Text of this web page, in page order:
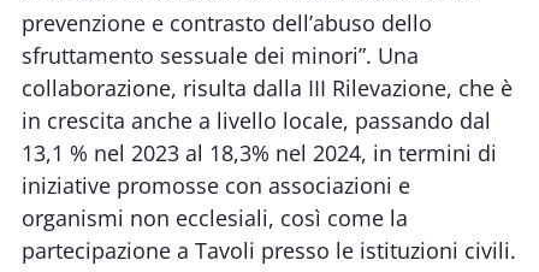
prevenzione e contrasto dell’abuso dello
sfruttamento sessuale dei minori”. Una
collaborazione, risulta dalla III Rilevazione, che è
in crescita anche a livello locale, passando dal
13,1 % nel 2023 al 18,3% nel 2024, in termini di
iniziative promosse con associazioni e
organismi non ecclesiali, così come la
partecipazione a Tavoli presso le istituzioni civili.